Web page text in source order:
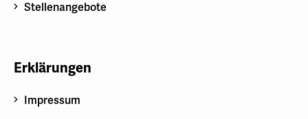
Stellenangebote
Erklärungen
Impressum